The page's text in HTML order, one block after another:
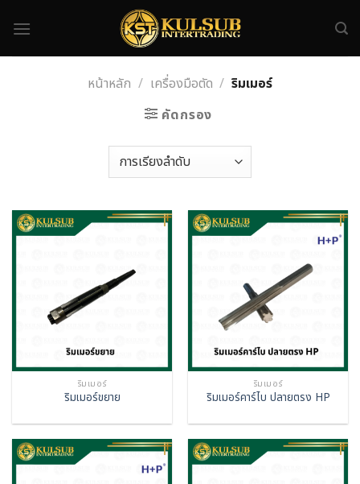
หน้าหลัก / เครื่องมือตัด / ริมเมอร์
คัดกรอง
ริมเมอร์
ริมเมอร์ขยาย
ริมเมอร์
ริมเมอร์คาร์ไบ ปลายตรง HP